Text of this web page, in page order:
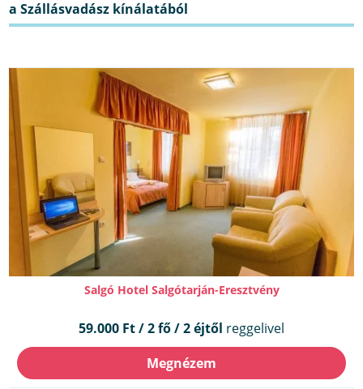
Salgó Hotel Salgótarján-Eresztvény
59.000 Ft / 2 fő / 2 éjtől reggelivel
Megnézem